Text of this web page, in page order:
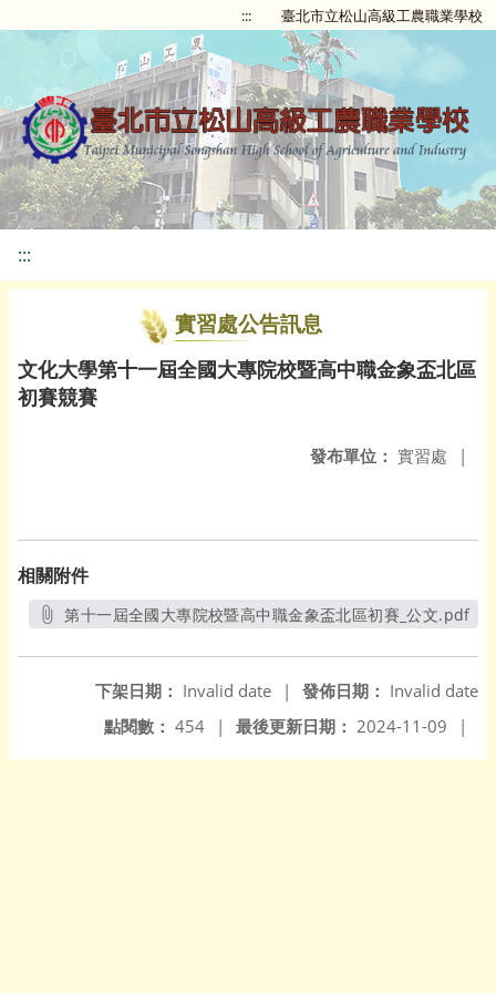
::: 臺北市立松山高級工農職業學校
:::
實習處公告訊息
文化大學第十一屆全國大專院校暨高中職金象盃北區
初賽競賽
發布單位： 實習處 |
相關附件
第十一屆全國大專院校暨高中職金象盃北區初賽_公文.pdf
發佈日期： Invalid date
下架日期： Invalid date
|
最後更新日期： 2024-11-09 |
點閱數： 454 |